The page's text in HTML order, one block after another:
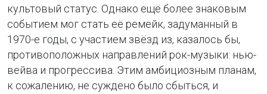
культовый статус. Однако ещё более знаковым
событием мог стать её ремейк, задуманный в
1970-е годы, с участием звёзд из, казалось бы,
противоположных направлений рок-музыки: нью-
вейва и прогрессива. Этим амбициозным планам,
к сожалению, не суждено было сбыться, и